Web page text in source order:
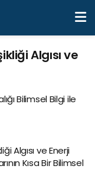
Algısı ve
Bilimsel Bilgi ile
Algısı ve Enerji
Kısa Bir Bilimsel